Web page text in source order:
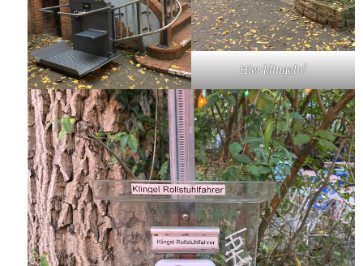
Hier klingeln!